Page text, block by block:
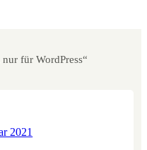
für WordPress“
2021